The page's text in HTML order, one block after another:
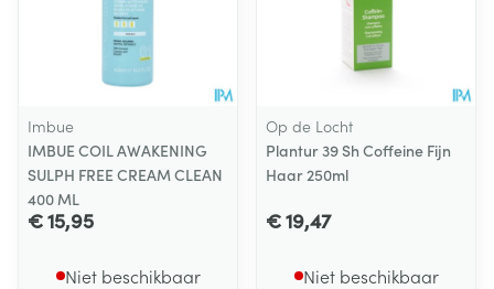
Imbue
IMBUE COIL AWAKENING
SULPH FREE CREAM CLEAN
400 ML
€ 15,95
Niet beschikbaar
Op de Locht
Plantur 39 Sh Coffeine Fijn
Haar 250ml
€ 19,47
Niet beschikbaar